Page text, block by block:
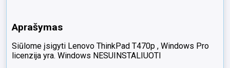
930
2GB,
7%
Aprašymas
Siūlome įsigyti Lenovo ThinkPad T470p , Windows Pro
licenzija yra. Windows NESUINSTALIUOTI